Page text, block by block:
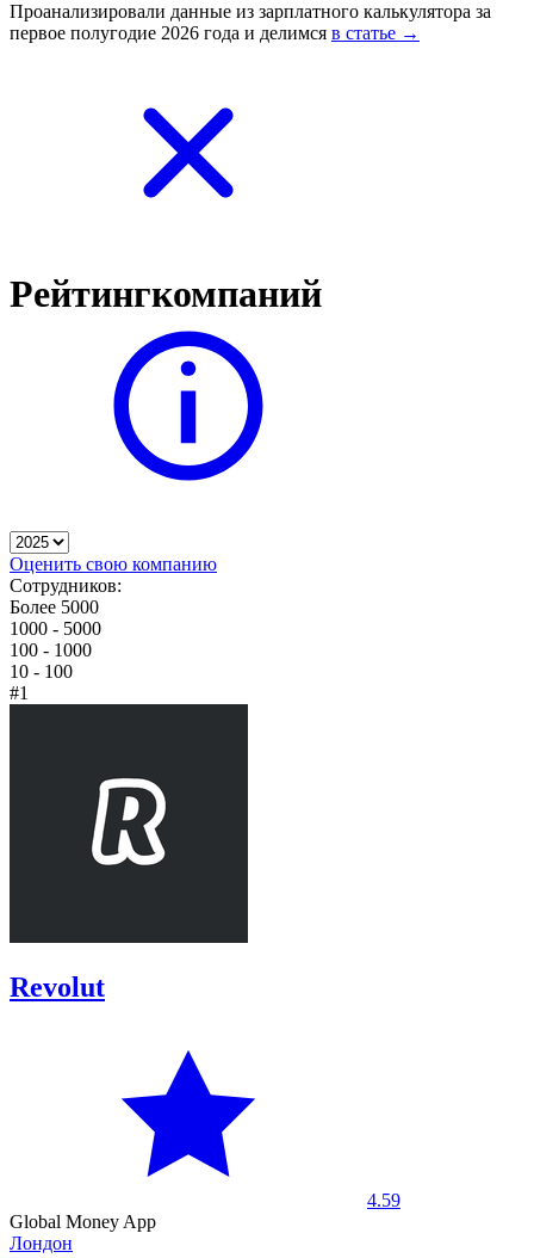
Проанализировали данные из зарплатного калькулятора за
первое полугодие 2026 года и делимся в статье →
Рейтингкомпаний
Оценить свою компанию
Сотрудников:
Более 5000
1000 - 5000
100 - 1000
10 - 100
#1
Revolut
4.59
Global Money App
Лондон